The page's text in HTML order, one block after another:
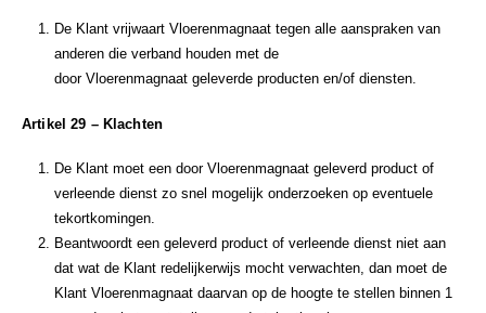
De Klant vrijwaart Vloerenmagnaat tegen alle aanspraken van
anderen die verband houden met de
door Vloerenmagnaat geleverde producten en/of diensten.
Artikel 29 – Klachten
De Klant moet een door Vloerenmagnaat geleverd product of
verleende dienst zo snel mogelijk onderzoeken op eventuele
tekortkomingen.
Beantwoordt een geleverd product of verleende dienst niet aan
dat wat de Klant redelijkerwijs mocht verwachten, dan moet de
Klant Vloerenmagnaat daarvan op de hoogte te stellen binnen 1